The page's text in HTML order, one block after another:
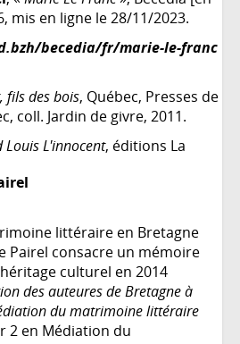
mis en ligne le 28/11/2023.
becedia/fr/marie-le-franc
fils des bois, Québec, Presses de
coll. Jardin de givre, 2011.
Louis L'innocent, éditions La
littéraire en Bretagne
Pairel consacre un mémoire
culturel en 2014
des auteures de Bretagne à
du matrimoine littéraire
2 en Médiation du